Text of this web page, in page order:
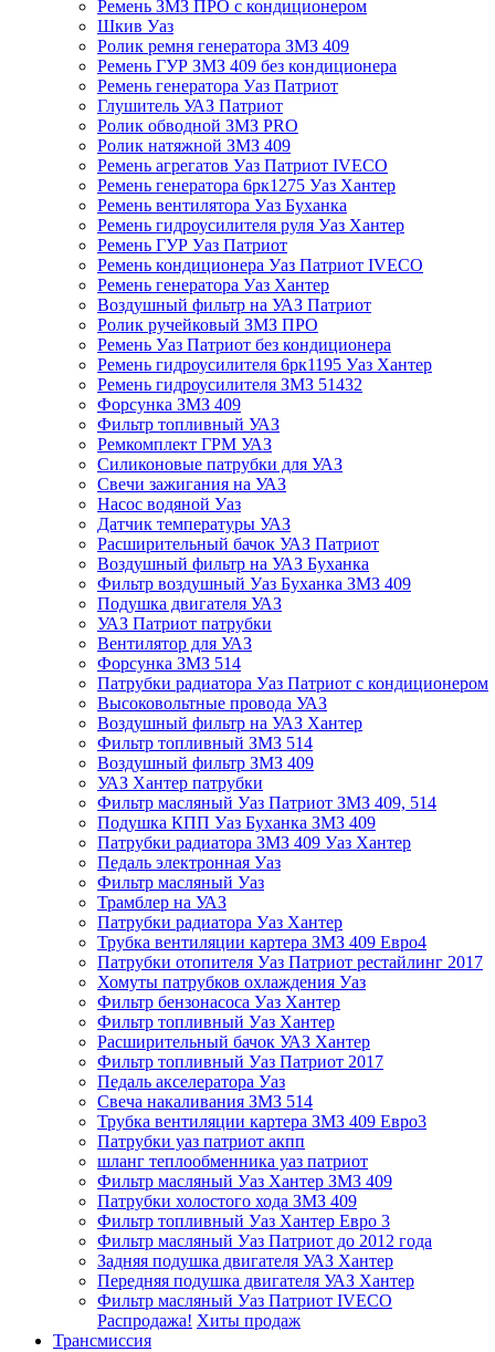
Ремень ЗМЗ ПРО с кондиционером
Шкив Уаз
Ролик ремня генератора ЗМЗ 409
Ремень ГУР ЗМЗ 409 без кондиционера
Ремень генератора Уаз Патриот
Глушитель УАЗ Патриот
Ролик обводной ЗМЗ PRO
Ролик натяжной ЗМЗ 409
Ремень агрегатов Уаз Патриот IVECO
Ремень генератора 6рк1275 Уаз Хантер
Ремень вентилятора Уаз Буханка
Ремень гидроусилителя руля Уаз Хантер
Ремень ГУР Уаз Патриот
Ремень кондиционера Уаз Патриот IVECO
Ремень генератора Уаз Хантер
Воздушный фильтр на УАЗ Патриот
Ролик ручейковый ЗМЗ ПРО
Ремень Уаз Патриот без кондиционера
Ремень гидроусилителя 6рк1195 Уаз Хантер
Ремень гидроусилителя ЗМЗ 51432
Форсунка ЗМЗ 409
Фильтр топливный УАЗ
Ремкомплект ГРМ УАЗ
Силиконовые патрубки для УАЗ
Свечи зажигания на УАЗ
Насос водяной Уаз
Датчик температуры УАЗ
Расширительный бачок УАЗ Патриот
Воздушный фильтр на УАЗ Буханка
Фильтр воздушный Уаз Буханка ЗМЗ 409
Подушка двигателя УАЗ
УАЗ Патриот патрубки
Вентилятор для УАЗ
Форсунка ЗМЗ 514
Патрубки радиатора Уаз Патриот с кондиционером
Высоковольтные провода УАЗ
Воздушный фильтр на УАЗ Хантер
Фильтр топливный ЗМЗ 514
Воздушный фильтр ЗМЗ 409
УАЗ Хантер патрубки
Фильтр масляный Уаз Патриот ЗМЗ 409, 514
Подушка КПП Уаз Буханка ЗМЗ 409
Патрубки радиатора ЗМЗ 409 Уаз Хантер
Педаль электронная Уаз
Фильтр масляный Уаз
Трамблер на УАЗ
Патрубки радиатора Уаз Хантер
Трубка вентиляции картера ЗМЗ 409 Евро4
Патрубки отопителя Уаз Патриот рестайлинг 2017
Хомуты патрубков охлаждения Уаз
Фильтр бензонасоса Уаз Хантер
Фильтр топливный Уаз Хантер
Расширительный бачок УАЗ Хантер
Фильтр топливный Уаз Патриот 2017
Педаль акселератора Уаз
Свеча накаливания ЗМЗ 514
Трубка вентиляции картера ЗМЗ 409 Евро3
Патрубки уаз патриот акпп
шланг теплообменника уаз патриот
Фильтр масляный Уаз Хантер ЗМЗ 409
Патрубки холостого хода ЗМЗ 409
Фильтр топливный Уаз Хантер Евро 3
Фильтр масляный Уаз Патриот до 2012 года
Задняя подушка двигателя УАЗ Хантер
Передняя подушка двигателя УАЗ Хантер
Фильтр масляный Уаз Патриот IVECO
Распродажа! Хиты продаж
Трансмиссия